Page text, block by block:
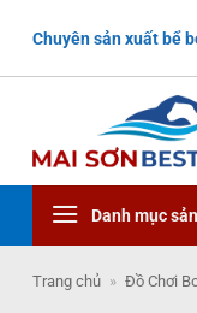
nội
Chuyên sản xuất bể
Danh mục
Trang chủ » Đồ Chơi